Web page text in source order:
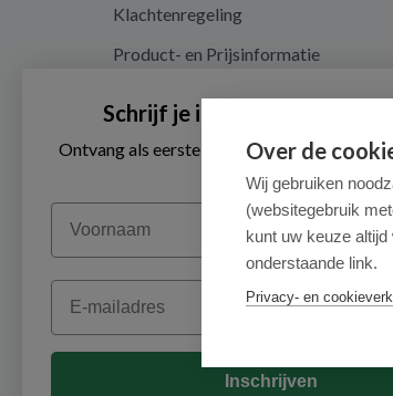
Klachtenregeling
Product- en Prijsinformatie
Recalls en terugroepacties
Algemene voorwaarden
Privacy en cookieverklaring
Over de
Wij gebruiken
(websitegebruik
kunt uw keuze altijd
onderstaande link.
Privacy- en
Schrijf je in voor onze
Ontvang als eerste de beste aanbiedingen
Voornaam
Email
Inschrijven